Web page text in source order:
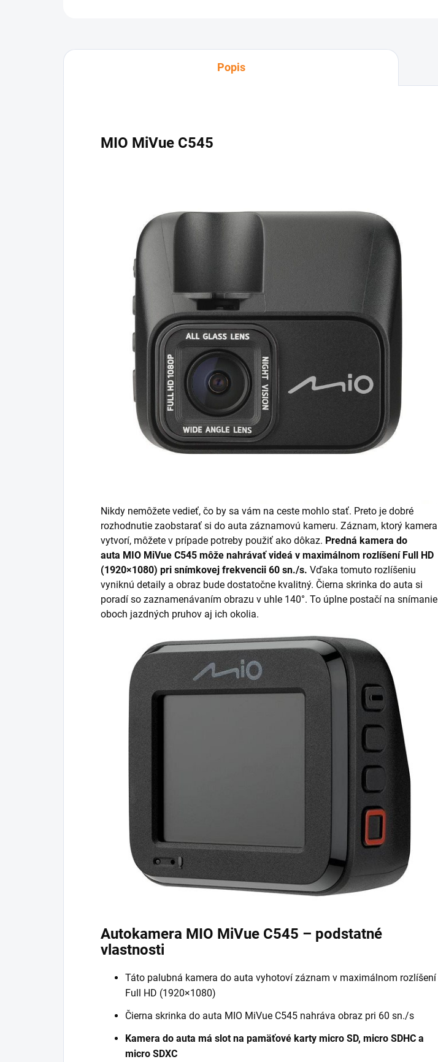
Popis
MIO MiVue C545
Nikdy nemôžete vedieť, čo by sa vám na ceste mohlo stať. Preto je dobré
rozhodnutie zaobstarať si do auta záznamovú kameru. Záznam, ktorý kamera
vytvorí, môžete v prípade potreby použiť ako dôkaz. Predná kamera do
auta MIO MiVue C545 môže nahrávať videá v maximálnom rozlíšení Full HD
(1920×1080) pri snímkovej frekvencii 60 sn./s. Vďaka tomuto rozlíšeniu
vyniknú detaily a obraz bude dostatočne kvalitný. Čierna skrinka do auta si
poradí so zaznamenávaním obrazu v uhle 140°. To úplne postačí na snímanie
oboch jazdných pruhov aj ich okolia.
Autokamera MIO MiVue C545 – podstatné
vlastnosti
Táto palubná kamera do auta vyhotoví záznam v maximálnom rozlíšení
Full HD (1920×1080)
Čierna skrinka do auta MIO MiVue C545 nahráva obraz pri 60 sn./s
Kamera do auta má slot na pamäťové karty micro SD, micro SDHC a
micro SDXC